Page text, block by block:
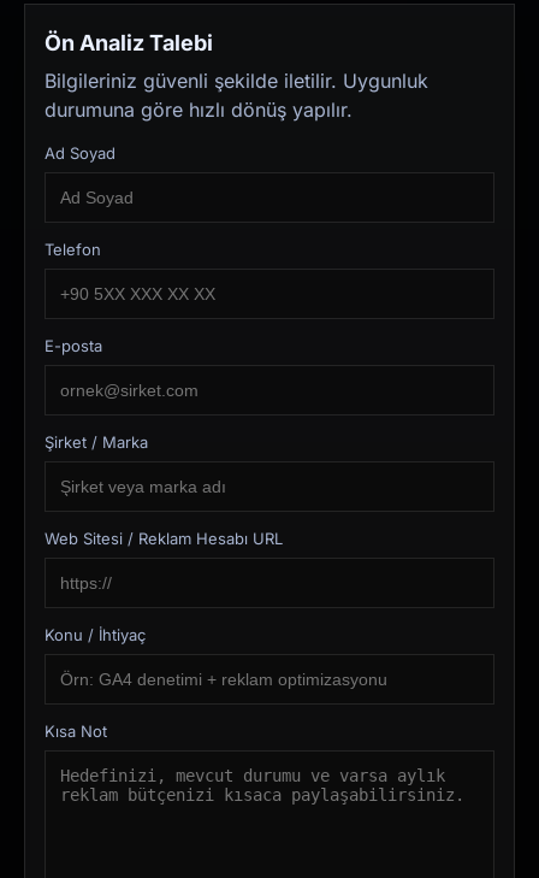
Ön Analiz Talebi
Bilgileriniz güvenli şekilde iletilir. Uygunluk
durumuna göre hızlı dönüş yapılır.
Ad Soyad
Telefon
E-posta
Şirket / Marka
Web Sitesi / Reklam Hesabı URL
Konu / İhtiyaç
Kısa Not